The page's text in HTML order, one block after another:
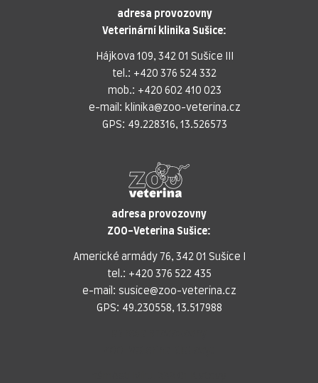
adresa provozovny
Veterinární klinika Sušice:
Hájkova 109, 342 01 Sušice III
tel.: +420 376 524 332
mob.: +420 602 410 023
e-mail: klinika@zoo-veterina.cz
GPS: 49.228316, 13.526573
adresa provozovny
ZOO-Veterina Sušice:
Americké armády 76, 342 01 Sušice I
tel.: +420 376 522 435
e-mail: susice@zoo-veterina.cz
GPS: 49.230558, 13.517988